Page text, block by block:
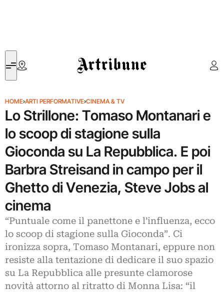
Artribune
HOME›ARTI PERFORMATIVE›CINEMA & TV
Lo Strillone: Tomaso Montanari e
lo scoop di stagione sulla
Gioconda su La Repubblica. E poi
Barbra Streisand in campo per il
Ghetto di Venezia, Steve Jobs al
cinema
“Puntuale come il panettone e l’influenza, ecco
lo scoop di stagione sulla Gioconda”. Ci
ironizza sopra, Tomaso Montanari, eppure non
resiste alla tentazione di dedicare il suo spazio
su La Repubblica alle presunte clamorose
novità attorno al ritratto di Monna Lisa: “il